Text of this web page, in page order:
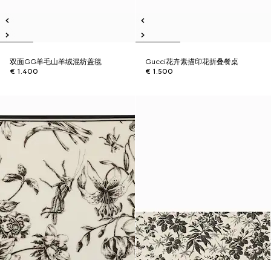
双面GG羊毛山羊绒混纺盖毯
€ 1.400
Gucci花卉素描印花折叠餐桌
€ 1.500